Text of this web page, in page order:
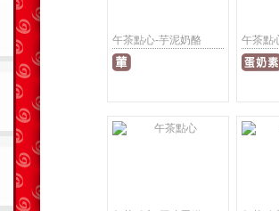
午茶點心-芋泥奶酪 午茶點